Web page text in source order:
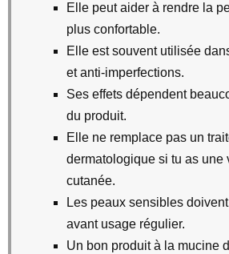
Elle peut aider à rendre la
plus confortable.
Elle est souvent utilisée
et anti-imperfections.
Ses effets dépendent
du produit.
Elle ne remplace pas un
dermatologique si tu as une
cutanée.
Les peaux sensibles
avant usage régulier.
Un bon produit à la mucine